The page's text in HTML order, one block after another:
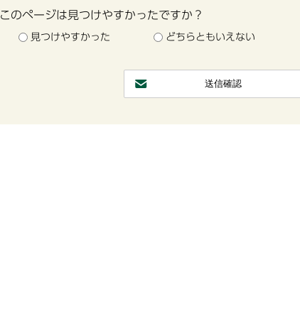
このページは見つけやすかったですか？
見つけやすかった どちらともいえない